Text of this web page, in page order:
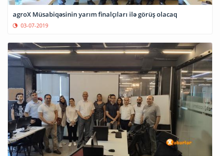
agroX Müsabiqəsinin yarım finalçıları ilə görüş olacaq
03-07-2019